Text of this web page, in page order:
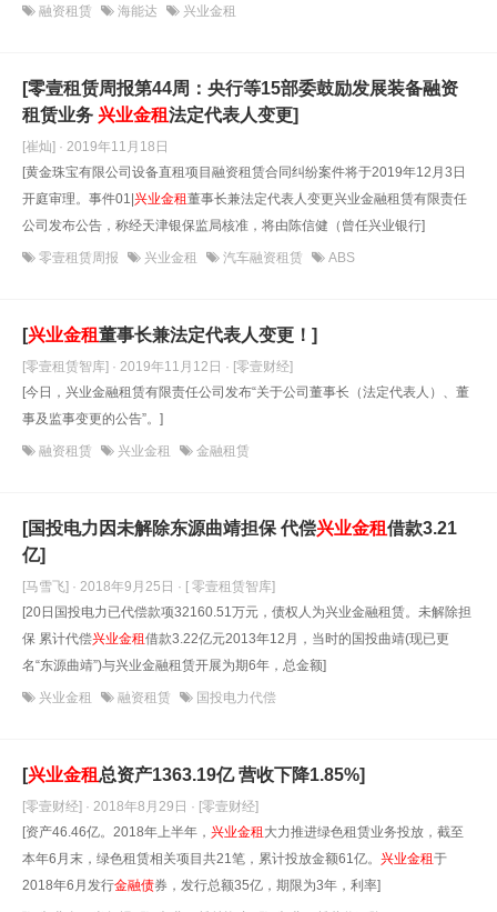
融资租赁 海能达 兴业金租
[零壹租赁周报第44周：央行等15部委鼓励发展装备融资
租赁业务 兴业金租法定代表人变更]
[崔灿] · 2019年11月18日
[黄金珠宝有限公司设备直租项目融资租赁合同纠纷案件将于2019年12月3日
开庭审理。事件01|兴业金租董事长兼法定代表人变更兴业金融租赁有限责任
公司发布公告，称经天津银保监局核准，将由陈信健（曾任兴业银行]
零壹租赁周报 兴业金租 汽车融资租赁 ABS
[兴业金租董事长兼法定代表人变更！]
[零壹租赁智库] · 2019年11月12日 · [零壹财经]
[今日，兴业金融租赁有限责任公司发布“关于公司董事长（法定代表人）、董
事及监事变更的公告”。]
融资租赁 兴业金租 金融租赁
[国投电力因未解除东源曲靖担保 代偿兴业金租借款3.21
亿]
[马雪飞] · 2018年9月25日 · [ 零壹租赁智库]
[20日国投电力已代偿款项32160.51万元，债权人为兴业金融租赁。未解除担
保 累计代偿兴业金租借款3.22亿元2013年12月，当时的国投曲靖(现已更
名“东源曲靖”)与兴业金融租赁开展为期6年，总金额]
兴业金租 融资租赁 国投电力代偿
[兴业金租 总资产1363.19亿 营收下降1.85%]
[零壹财经] · 2018年8月29日 · [零壹财经]
[资产46.46亿。2018年上半年， 兴业金租 大力推进绿色租赁业务投放，截至
本年6月末，绿色租赁相关项目共21笔，累计投放金额61亿。 兴业金租于
2018年6月发行金融债券，发行总额35亿，期限为3年，利率]